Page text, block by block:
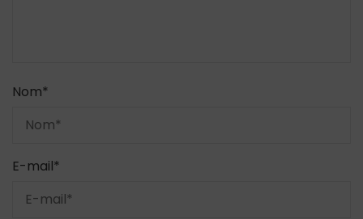
Nom*
E-mail*